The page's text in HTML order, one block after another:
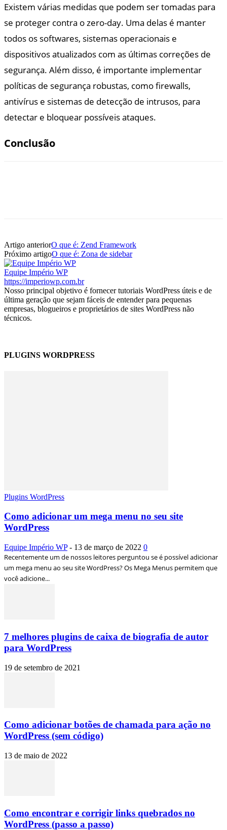
Existem várias medidas que podem ser tomadas para
se proteger contra o zero-day. Uma delas é manter
todos os softwares, sistemas operacionais e
dispositivos atualizados com as últimas correções de
segurança. Além disso, é importante implementar
políticas de segurança robustas, como firewalls,
antivírus e sistemas de detecção de intrusos, para
detectar e bloquear possíveis ataques.
Conclusão
Artigo anteriorO que é: Zend Framework
Próximo artigoO que é: Zona de sidebar
Equipe Império WP
https://imperiowp.com.br
Nosso principal objetivo é fornecer tutoriais WordPress úteis e de
última geração que sejam fáceis de entender para pequenas
empresas, blogueiros e proprietários de sites WordPress não
técnicos.
PLUGINS WORDPRESS
Plugins WordPress
Como adicionar um mega menu no seu site
WordPress
Equipe Império WP - 13 de março de 2022 0
Recentemente um de nossos leitores perguntou se é possível adicionar
um mega menu ao seu site WordPress? Os Mega Menus permitem que
você adicione...
7 melhores plugins de caixa de biografia de autor
para WordPress
19 de setembro de 2021
Como adicionar botões de chamada para ação no
WordPress (sem código)
13 de maio de 2022
Como encontrar e corrigir links quebrados no
WordPress (passo a passo)